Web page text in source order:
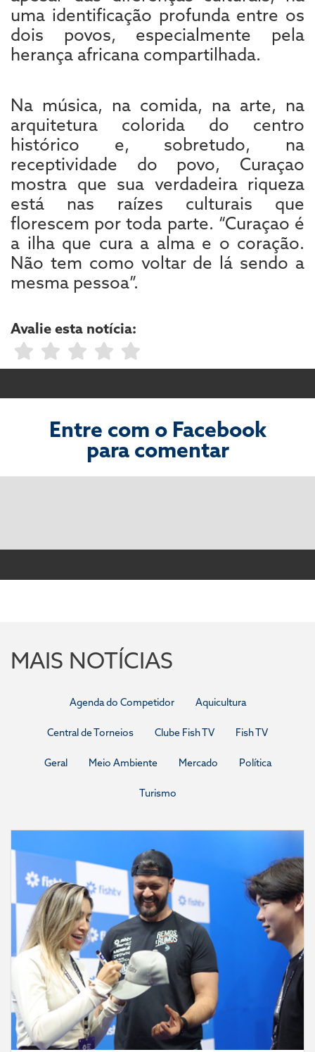
uma identificação profunda entre os
dois povos, especialmente pela
herança africana compartilhada.
Na música, na comida, na arte, na
arquitetura colorida do centro
histórico e, sobretudo, na
receptividade do povo, Curaçao
mostra que sua verdadeira riqueza
está nas raízes culturais que
florescem por toda parte. “Curaçao é
a ilha que cura a alma e o coração.
Não tem como voltar de lá sendo a
mesma pessoa”.
Avalie esta notícia:
Entre com o Facebook
para comentar
MAIS NOTÍCIAS
Agenda do Competidor Aquicultura
Central de Torneios Clube Fish TV Fish TV
Geral Meio Ambiente Mercado Política
Turismo